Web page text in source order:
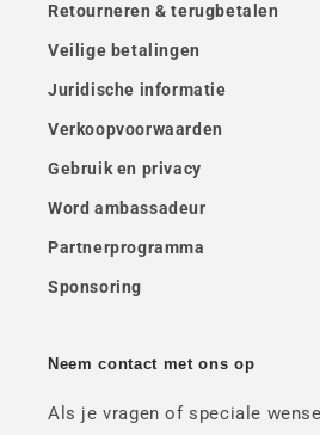
Retourneren & terugbetalen
Veilige betalingen
Juridische informatie
Verkoopvoorwaarden
Gebruik en privacy
Word ambassadeur
Partnerprogramma
Sponsoring
Neem contact met ons op
Als je vragen of speciale